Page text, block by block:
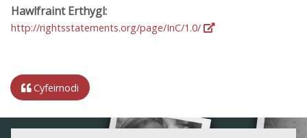
Hawlfraint Erthygl:
http://rightsstatements.org/page/InC/1.0/
Cyfeirnodi